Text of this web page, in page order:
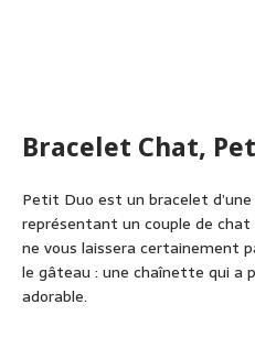
Bracelet Chat,
Petit Duo est un bracelet
représentant un couple de chat
ne vous laissera certainement
le gâteau : une chaînette qui
adorable.